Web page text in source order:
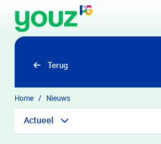
Overslaan en naar hoofdinhoud gaan
Terug
Home Nieuws
Actueel